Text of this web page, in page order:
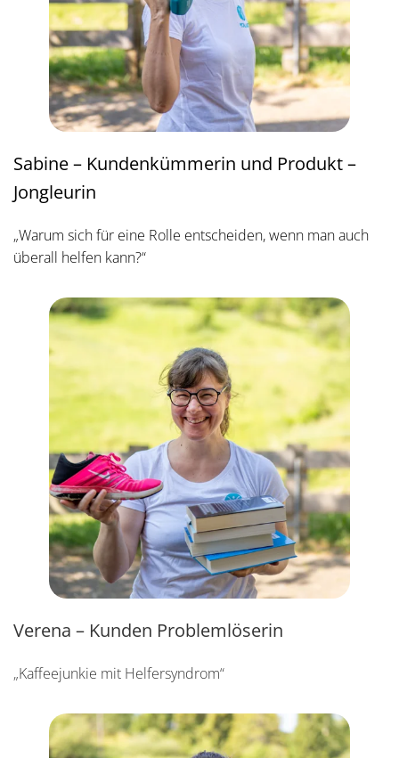
Sabine – Kundenkümmerin und Produkt –
Jongleurin
„Warum sich für eine Rolle entscheiden, wenn man auch
überall helfen kann?“
Verena – Kunden Problemlöserin
„Kaffeejunkie mit Helfersyndrom“